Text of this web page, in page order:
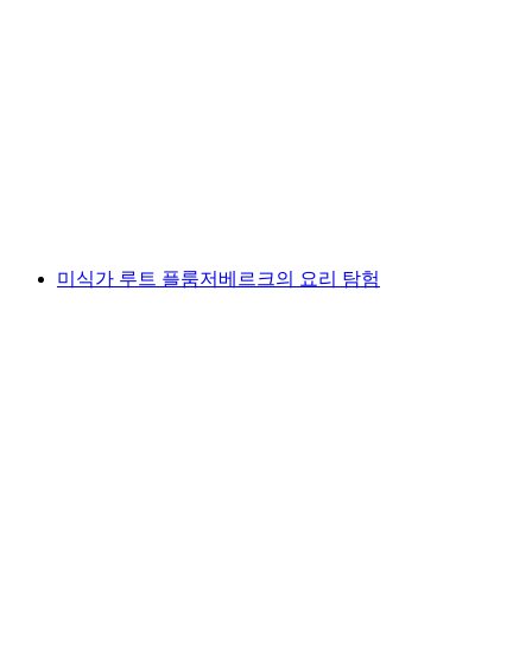
미식가 루트 플룸저베르크의 요리 탐험